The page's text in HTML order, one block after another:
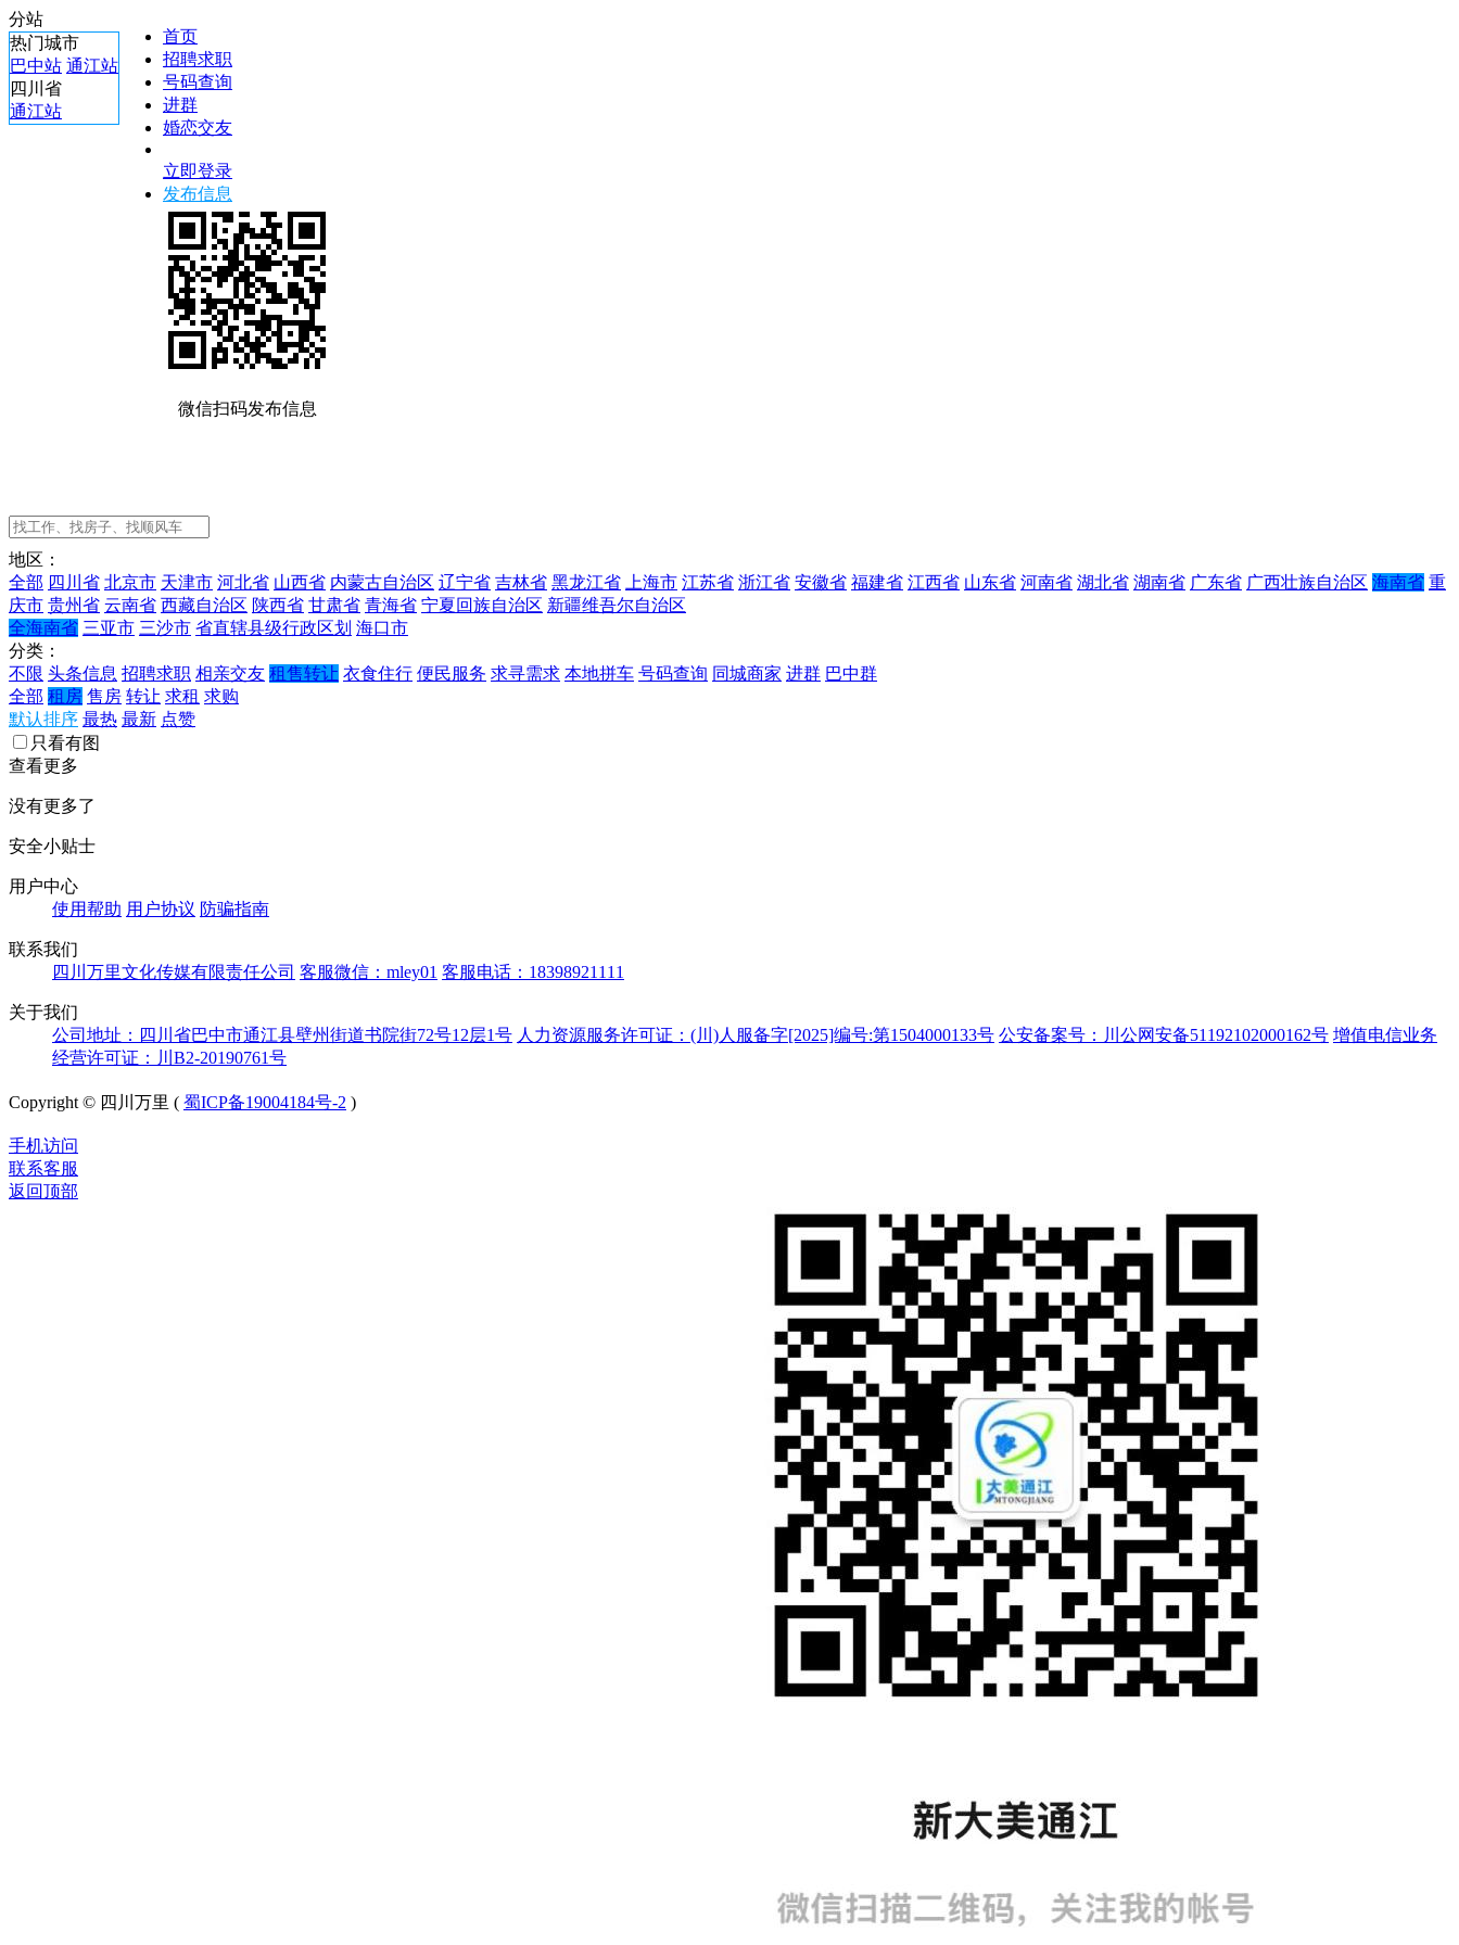
分站
热门城市
巴中站 通江站
四川省
通江站
首页
招聘求职
号码查询
进群
婚恋交友
立即登录
发布信息
微信扫码发布信息
地区：
全部 四川省 北京市 天津市 河北省 山西省 内蒙古自治区 辽宁省 吉林省 黑龙江省 上海市 江苏省 浙江省 安徽省 福建省 江西省 山东省 河南省 湖北省 湖南省 广东省 广西壮族自治区 海南省 重
庆市 贵州省 云南省 西藏自治区 陕西省 甘肃省 青海省 宁夏回族自治区 新疆维吾尔自治区
全海南省 三亚市 三沙市 省直辖县级行政区划 海口市
分类：
不限 头条信息 招聘求职 相亲交友 租售转让 衣食住行 便民服务 求寻需求 本地拼车 号码查询 同城商家 进群 巴中群
全部 租房 售房 转让 求租 求购
默认排序 最热 最新 点赞
只看有图
查看更多
没有更多了
安全小贴士
用户中心
使用帮助 用户协议 防骗指南
联系我们
四川万里文化传媒有限责任公司 客服微信：mley01 客服电话：18398921111
关于我们
公司地址：四川省巴中市通江县壁州街道书院街72号12层1号 人力资源服务许可证：(川)人服备字[2025]编号:第1504000133号 公安备案号：川公网安备51192102000162号 增值电信业务
经营许可证：川B2-20190761号
Copyright © 四川万里 ( 蜀ICP备19004184号-2 )
手机访问
联系客服
返回顶部